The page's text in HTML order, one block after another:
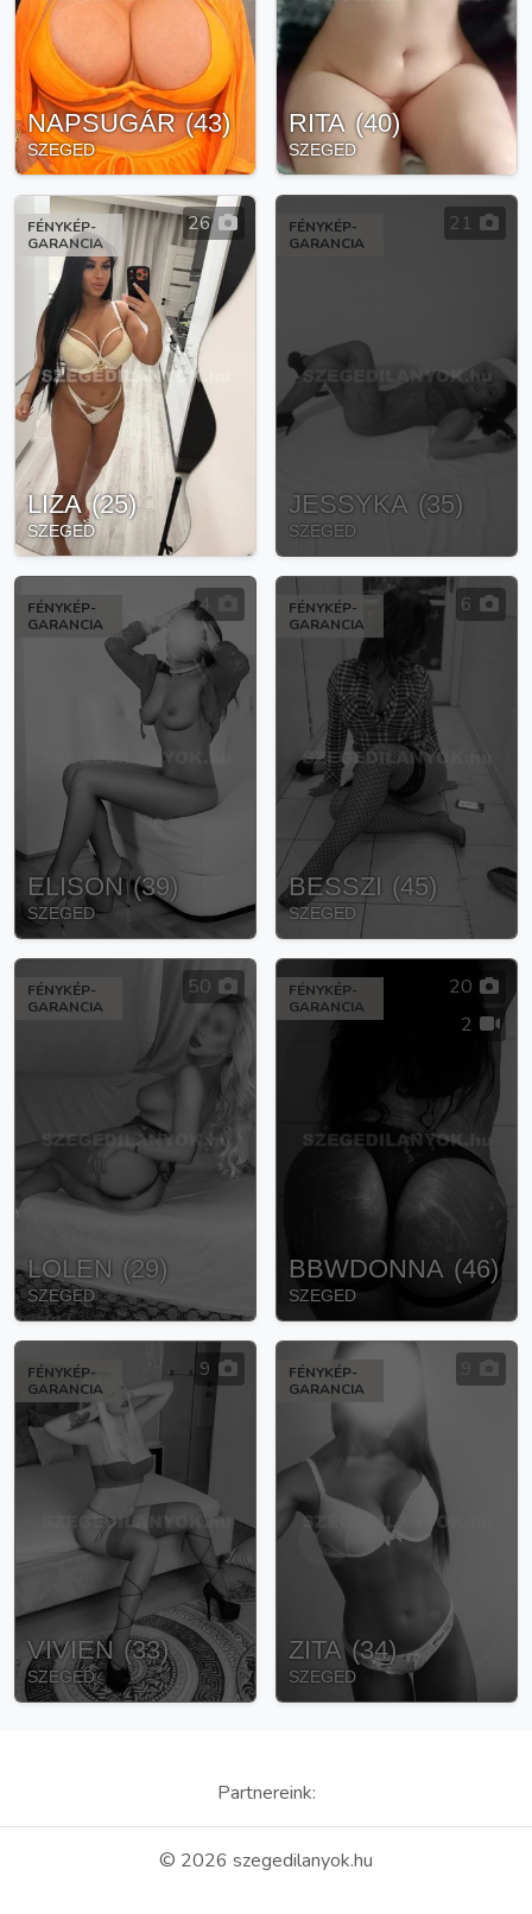
NAPSUGÁR (43)
SZEGED
RITA (40)
SZEGED
FÉNYKÉP-
GARANCIA
26
LIZA (25)
SZEGED
FÉNYKÉP-
GARANCIA
21
JESSYKA (35)
SZEGED
FÉNYKÉP-
GARANCIA
4
ELISON (39)
SZEGED
FÉNYKÉP-
GARANCIA
6
BESSZI (45)
SZEGED
FÉNYKÉP-
GARANCIA
50
LOLEN (29)
SZEGED
FÉNYKÉP-
GARANCIA
20
2
BBWDONNA (46)
SZEGED
FÉNYKÉP-
GARANCIA
9
VIVIEN (33)
SZEGED
FÉNYKÉP-
GARANCIA
ZITA (34)
SZEGED
Partnereink:
© 2026 szegedilanyok.hu